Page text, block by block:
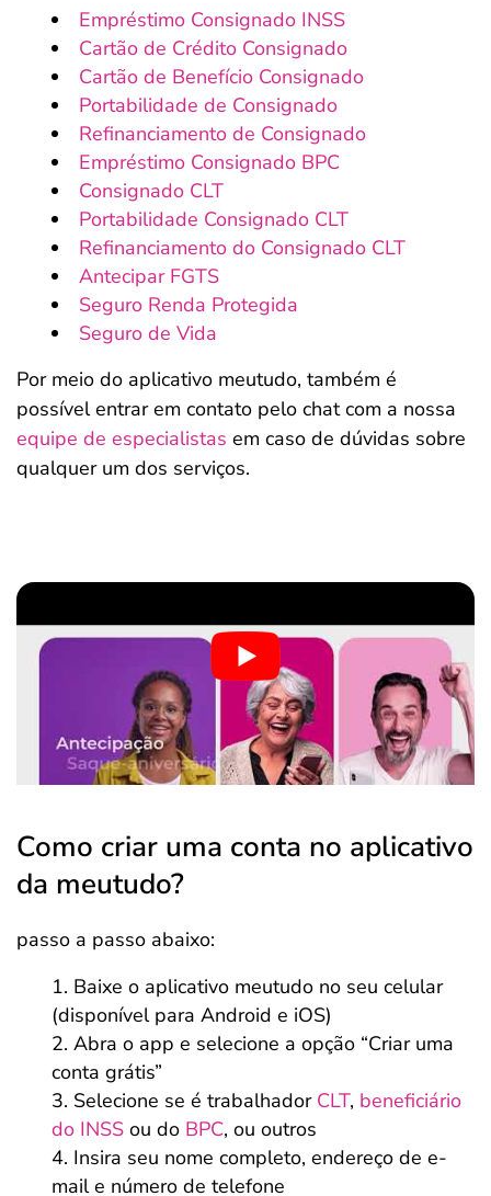
Empréstimo Consignado INSS
Cartão de Crédito Consignado
Cartão de Benefício Consignado
Portabilidade de Consignado
Refinanciamento de Consignado
Empréstimo Consignado BPC
Consignado CLT
Portabilidade Consignado CLT
Refinanciamento do Consignado CLT
Antecipar FGTS
Seguro Renda Protegida
Seguro de Vida
Por meio do aplicativo meutudo, também é
possível entrar em contato pelo chat com a nossa
equipe de especialistas em caso de dúvidas sobre
qualquer um dos serviços.
Como criar uma conta no aplicativo
da meutudo?
passo a passo abaixo:
Baixe o aplicativo meutudo no seu celular
(disponível para Android e iOS)
Abra o app e selecione a opção “Criar uma
conta grátis”
Selecione se é trabalhador CLT, beneficiário
do INSS ou do BPC, ou outros
Insira seu nome completo, endereço de e-
mail e número de telefone